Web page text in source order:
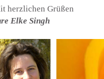
herzlichen Grüßen
Elke Singh